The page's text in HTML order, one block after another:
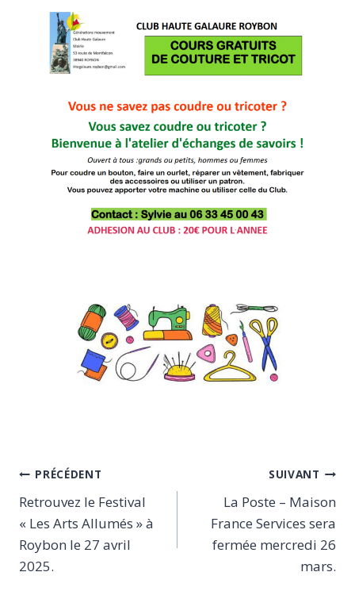
Navigation
de
l’article
PRÉCÉDENT
Retrouvez le Festival
« Les Arts Allumés » à
Roybon le 27 avril
2025.
SUIVANT
La Poste – Maison
France Services sera
fermée mercredi 26
mars.